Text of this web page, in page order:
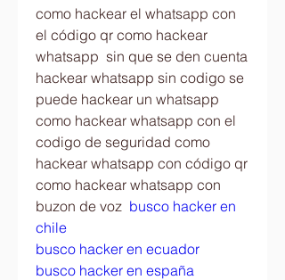
como hackear el whatsapp con
el código qr como hackear
whatsapp  sin que se den cuenta
hackear whatsapp sin codigo se
puede hackear un whatsapp
como hackear whatsapp con el
codigo de seguridad como
hackear whatsapp con código qr
como hackear whatsapp con
buzon de voz busco hacker en
chile
busco hacker en ecuador
busco hacker en españa